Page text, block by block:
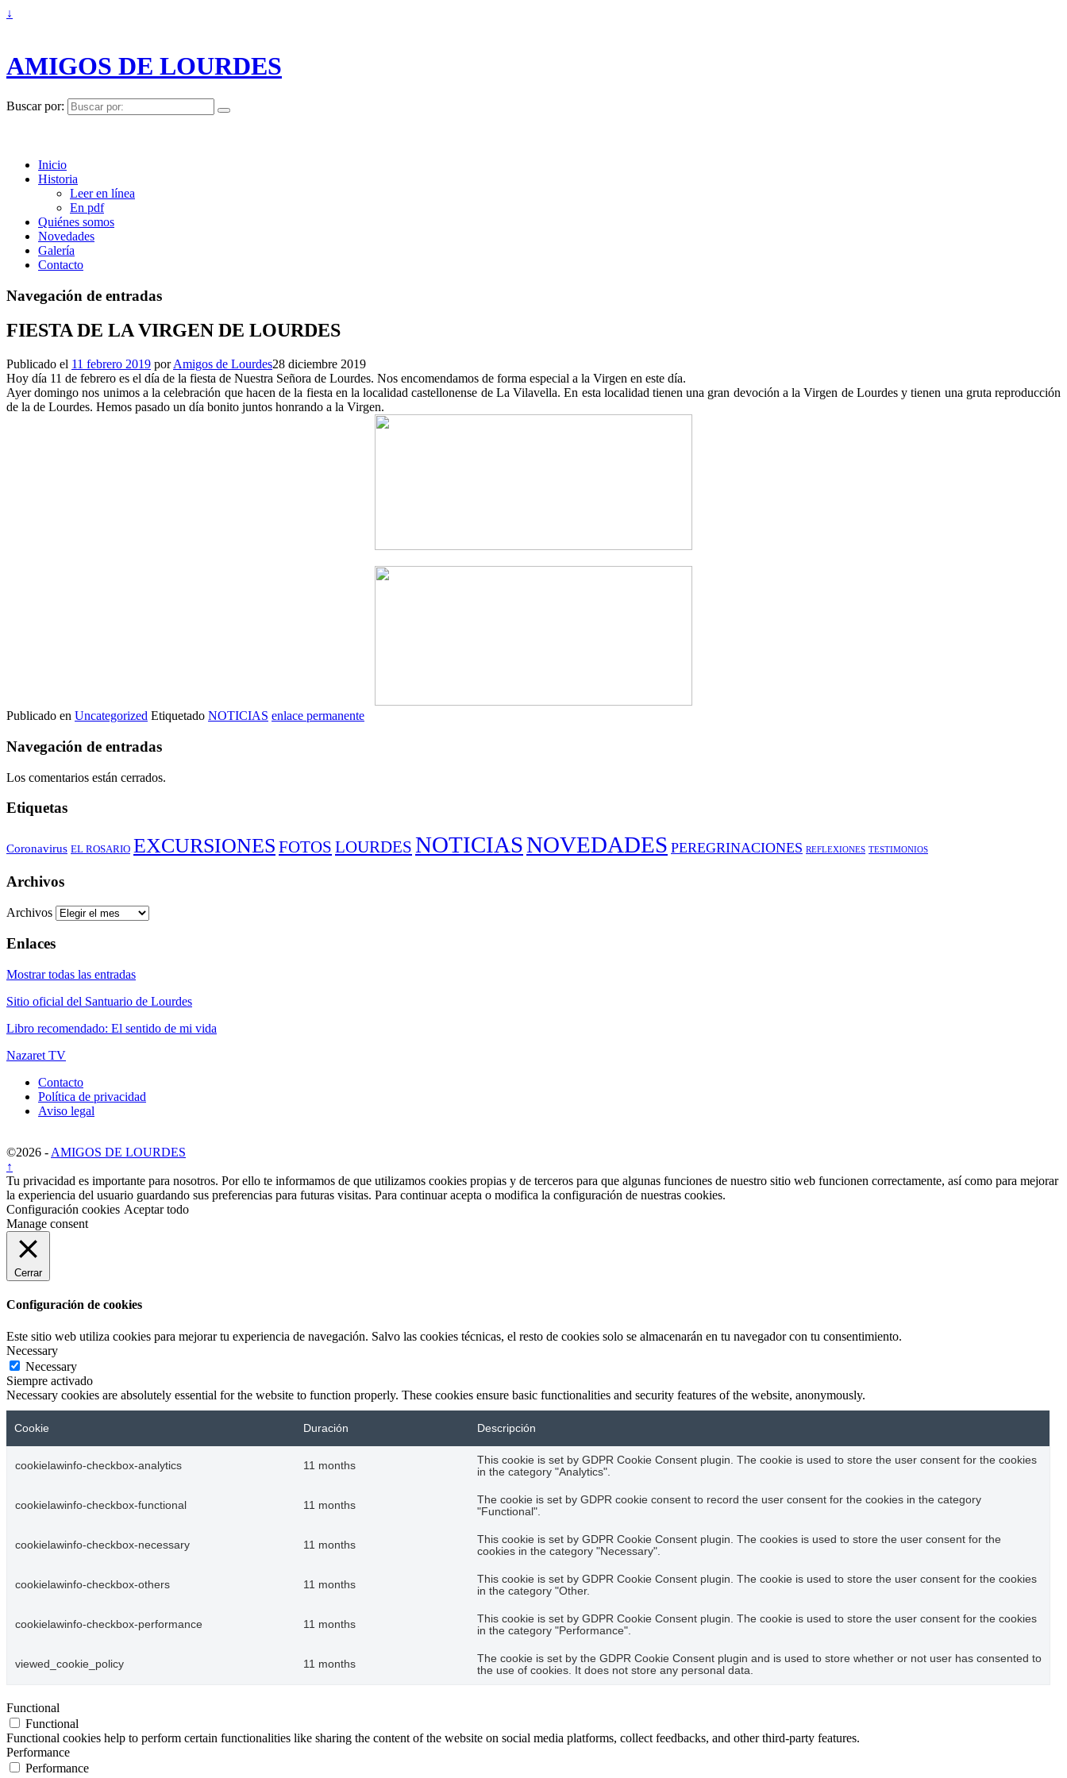
↓
AMIGOS DE LOURDES
Buscar por:
Inicio
Historia
Leer en línea
En pdf
Quiénes somos
Novedades
Galería
Contacto
Navegación de entradas
FIESTA DE LA VIRGEN DE LOURDES
Publicado el 11 febrero 2019 porAmigos de Lourdes28 diciembre 2019
Hoy día 11 de febrero es el día de la fiesta de Nuestra Señora de Lourdes. Nos encomendamos de forma especial a la Virgen en este día.
Ayer domingo nos unimos a la celebración que hacen de la fiesta en la localidad castellonense de La Vilavella. En esta localidad tienen una gran devoción a la Virgen de Lourdes y tienen una gruta reproducción
de la de Lourdes. Hemos pasado un día bonito juntos honrando a la Virgen.
Publicado en Uncategorized Etiquetado NOTICIAS enlace permanente
Navegación de entradas
Los comentarios están cerrados.
Etiquetas
Coronavirus EL ROSARIO EXCURSIONES FOTOS LOURDES NOTICIASNOVEDADES PEREGRINACIONES REFLEXIONES TESTIMONIOS
Archivos
Archivos
Enlaces
Mostrar todas las entradas
Sitio oficial del Santuario de Lourdes
Libro recomendado: El sentido de mi vida
Nazaret TV
Contacto
Política de privacidad
Aviso legal
©2026 - AMIGOS DE LOURDES
↑
Tu privacidad es importante para nosotros. Por ello te informamos de que utilizamos cookies propias y de terceros para que algunas funciones de nuestro sitio web funcionen correctamente, así como para mejorar
la experiencia del usuario guardando sus preferencias para futuras visitas. Para continuar acepta o modifica la configuración de nuestras cookies.
Configuración cookies Aceptar todo
Manage consent
Cerrar
Configuración de cookies
Este sitio web utiliza cookies para mejorar tu experiencia de navegación. Salvo las cookies técnicas, el resto de cookies solo se almacenarán en tu navegador con tu consentimiento.
Necessary
Necessary
Siempre activado
Necessary cookies are absolutely essential for the website to function properly. These cookies ensure basic functionalities and security features of the website, anonymously.
Cookie Duración Descripción
cookielawinfo-checkbox-analytics 11 months
This cookie is set by GDPR Cookie Consent plugin. The cookie is used to store the user consent for the cookies
in the category "Analytics".
cookielawinfo-checkbox-functional 11 months
The cookie is set by GDPR cookie consent to record the user consent for the cookies in the category
"Functional".
cookielawinfo-checkbox-necessary 11 months
This cookie is set by GDPR Cookie Consent plugin. The cookies is used to store the user consent for the
cookies in the category "Necessary".
cookielawinfo-checkbox-others 11 months
This cookie is set by GDPR Cookie Consent plugin. The cookie is used to store the user consent for the cookies
in the category "Other.
cookielawinfo-checkbox-performance 11 months
This cookie is set by GDPR Cookie Consent plugin. The cookie is used to store the user consent for the cookies
in the category "Performance".
viewed_cookie_policy 11 months
The cookie is set by the GDPR Cookie Consent plugin and is used to store whether or not user has consented to
the use of cookies. It does not store any personal data.
Functional
Functional
Functional cookies help to perform certain functionalities like sharing the content of the website on social media platforms, collect feedbacks, and other third-party features.
Performance
Performance